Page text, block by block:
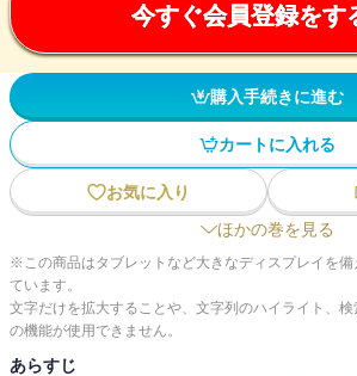
今すぐ会員登録をす
購入手続きに進む
カートに入れる
お気に入り
ほかの巻を見る
※この商品はタブレットなど大きなディスプレイを備
ています。
文字だけを拡大することや、文字列のハイライト、
の機能が使用できません。
あらすじ